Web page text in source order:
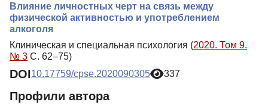
Влияние личностных черт на связь между
физической активностью и употреблением
алкоголя
Клиническая и специальная психология (2020. Том 9.
№ 3 С. 62–75)
DOI10.17759/cpse.2020090305 337
Профили автора